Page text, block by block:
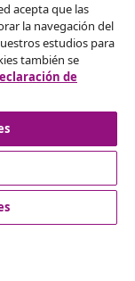
página web de
acepta que las
la navegación del
estudios para
también se
de